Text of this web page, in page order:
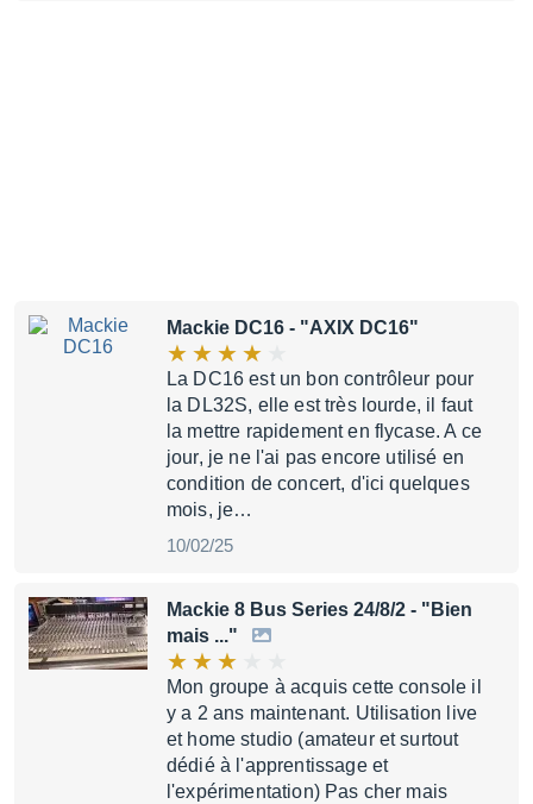
Mackie DC16 - "AXIX DC16"
La DC16 est un bon contrôleur pour
la DL32S, elle est très lourde, il faut
la mettre rapidement en flycase. A ce
jour, je ne l'ai pas encore utilisé en
condition de concert, d'ici quelques
mois, je…
10/02/25
Mackie 8 Bus Series 24/8/2 - "Bien
mais ..."
Mon groupe à acquis cette console il
y a 2 ans maintenant. Utilisation live
et home studio (amateur et surtout
dédié à l'apprentissage et
l'expérimentation) Pas cher mais